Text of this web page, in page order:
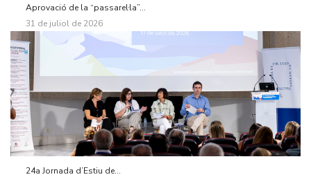
Aprovació de la “passarel·la”...
31 de juliol de 2026
24a Jornada d’Estiu de...